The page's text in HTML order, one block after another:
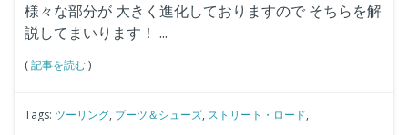
様々な部分が 大きく進化しておりますので そちらを解
説してまいります！ ...
(記事を読む)
Tags: ツーリング, ブーツ＆シューズ, ストリート・ロード,